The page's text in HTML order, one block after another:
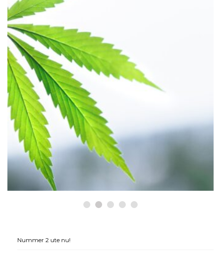
HÄLSA
Historiska beslut som gynnar
medicinsk cannabis
Nummer 2 ute nu!